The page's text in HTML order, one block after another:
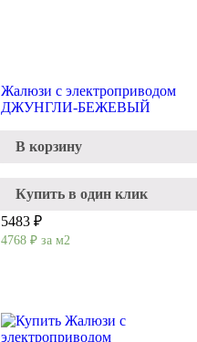
Жалюзи с электроприводом
ДЖУНГЛИ-БЕЖЕВЫЙ
В корзину
Купить в один клик
5483 ₽
4768 ₽ за м2